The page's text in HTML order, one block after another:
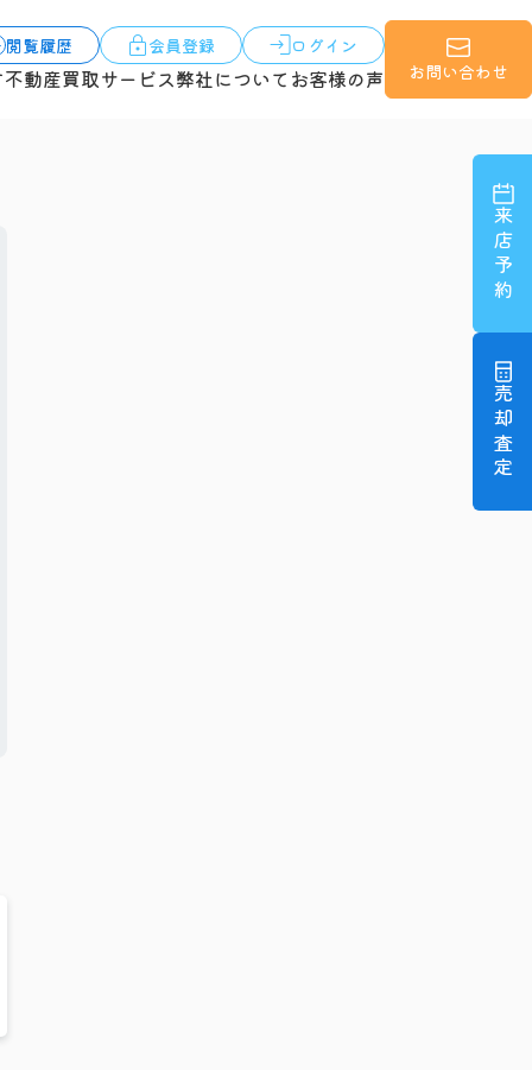
閲覧履歴 会員登録 ログイン
不動産買取サービス弊社について お客様の声 お問い合わせ
来店予約
売却査定